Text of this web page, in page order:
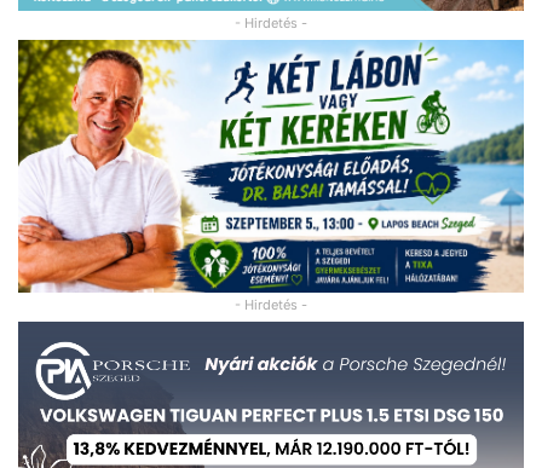
- Hirdetés -
- Hirdetés -